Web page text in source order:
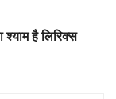
श्याम है लिरिक्स